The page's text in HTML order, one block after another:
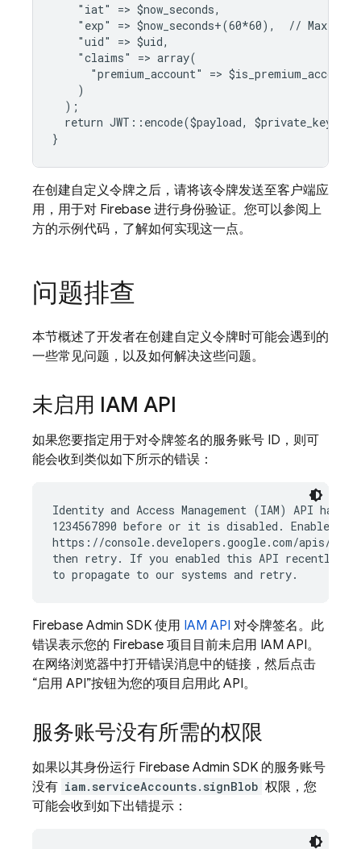
    "iat" => $now_seconds,
"exp" => $now_seconds+(60*60),  // Maximum
    "uid" => $uid,
    "claims" => array(
      "premium_account" => $is_premium_account
    )
  );
return JWT::encode($payload, $private_key,
}
在创建自定义令牌之后，请将该令牌发送至客户端应
用，用于对 Firebase 进行身份验证。您可以参阅上
方的示例代码，了解如何实现这一点。
问题排查
本节概述了开发者在创建自定义令牌时可能会遇到的
一些常见问题，以及如何解决这些问题。
未启用 IAM API
如果您要指定用于对令牌签名的服务账号 ID，则可
能会收到类似如下所示的错误：
Identity and Access Management (IAM) API has
1234567890 before or it is disabled. Enable it
https://console.developers.google.com/apis/api/
then retry. If you enabled this API recently,
Firebase Admin SDK 使用 IAM API 对令牌签名。此
错误表示您的 Firebase 项目目前未启用 IAM API。
在网络浏览器中打开错误消息中的链接，然后点击
“启用 API”按钮为您的项目启用此 API。
服务账号没有所需的权限
如果以其身份运行 Firebase Admin SDK 的服务账号
没有 iam.serviceAccounts.signBlob 权限，您
可能会收到如下出错提示：